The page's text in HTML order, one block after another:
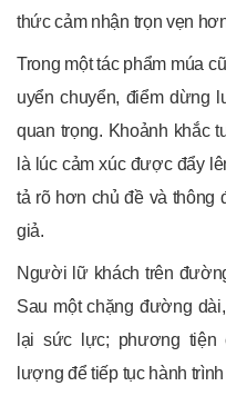
thức cảm nhận trọn vẹn
Trong một tác phẩm múa
uyển chuyển, điểm dừng
quan trọng. Khoảnh khắc
là lúc cảm xúc được đẩy
tả rõ hơn chủ đề và thông
giả.
Người lữ khách trên
Sau một chặng đường
lại sức lực; phương tiện
lượng để tiếp tục hành